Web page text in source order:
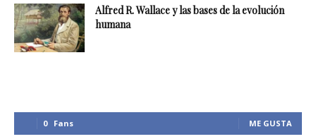
Alfred R. Wallace y las bases de la evolución
humana
0 Fans ME GUSTA